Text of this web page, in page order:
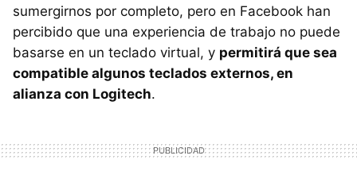
sumergirnos por completo, pero en Facebook han
percibido que una experiencia de trabajo no puede
basarse en un teclado virtual, y permitirá que sea
compatible algunos teclados externos, en
alianza con Logitech.